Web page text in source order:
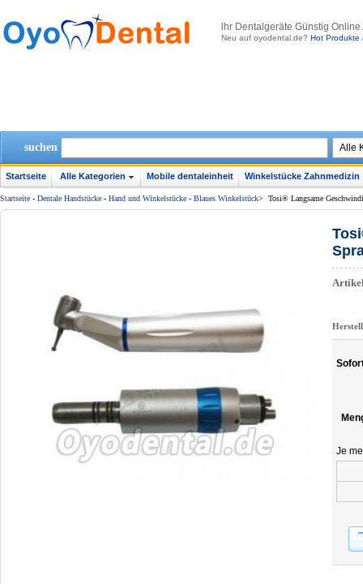
lhr Dentalgeräte Günstig
Neu auf oyodental.de? Hot Produkte
suchen
Startseite Alle Kategorien Mobile dentaleinheit Winkelstücke Zahnmedizin
Startseite - Dentale Handstücke - Hand und Winkelstücke - Blaues Winkelstück> Tosi® Langsame
Je